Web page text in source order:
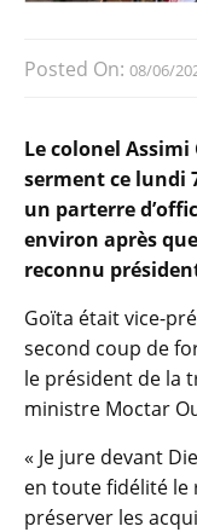
Posted On: 08/06/
Le colonel
serment ce lundi
un parterre
environ après
reconnu
Goïta était vice-
second coup de
le président de la
ministre Moctar
« Je jure devant
en toute fidélité
préserver les